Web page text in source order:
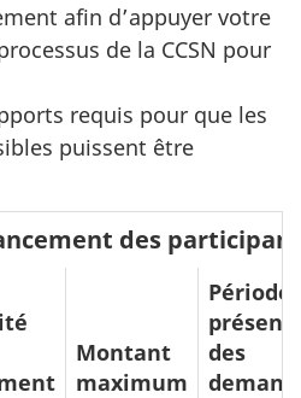
afin d’appuyer votre
de la CCSN pour
requis pour que les
puissent être
des
Montant
maximum
Période
des